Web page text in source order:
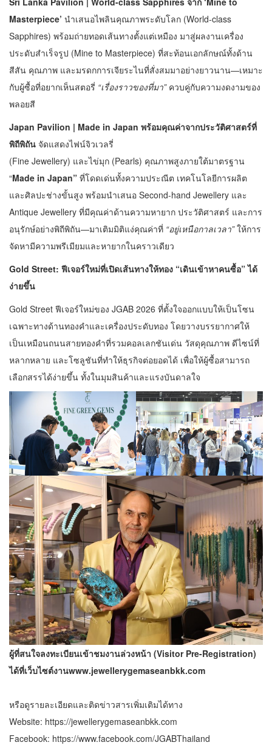
Masterpiece’ นำเสนอไพลินคุณภาพระดับโลก (World-class
Sapphires) พร้อมถ่ายทอดเส้นทางตั้งแต่เหมือง มาสู่ผลงานเครื่อง
ประดับสำเร็จรูป (Mine to Masterpiece) ที่สะท้อนเอกลักษณ์ทั้งด้าน
สีสัน คุณภาพ และมรดกการเจียระไนที่สั่งสมมาอย่างยาวนาน—เหมาะ
กับผู้ซื้อที่อยากเห็นสตอรี่ “เรื่องราวของที่มา”ควบคู่กับความงดงามของ
พลอยสี
Japan Pavilion | Made in Japan พร้อมคุณค่าจากประวัติศาสตร์ที่
พิถีพิถัน จัดแสดงไฟน์จิวเวลรี่
(Fine Jewellery) และไข่มุก (Pearls) คุณภาพสูงภายใต้มาตรฐาน
“Made in Japan” ที่โดดเด่นทั้งความประณีต เทคโนโลยีการผลิต
และศิลปะช่างขั้นสูง พร้อมนำเสนอ Second-hand Jewellery และ
Antique Jewellery ที่มีคุณค่าด้านความหายาก ประวัติศาสตร์ และการ
อนุรักษ์อย่างพิถีพิถัน—มาเติมมิติแง่คุณค่าที่ “อยู่เหนือกาลเวลา”ให้การ
จัดหามีความพรีเมียมและหายากในคราวเดียว
Gold Street: ฟีเจอร์ใหม่ที่เปิดเส้นทางให้ทอง “เดินเข้าหาคนซื้อ” ได้
ง่ายขึ้น
Gold Street ฟีเจอร์ใหม่ของ JGAB 2026 ที่ตั้งใจออกแบบให้เป็นโซน
เฉพาะทางด้านทองคำและเครื่องประดับทอง โดยวางบรรยากาศให้
เป็นเหมือนถนนสายทองคำที่รวมคอลเลกชันเด่น วัสดุคุณภาพ ดีไซน์ที่
หลากหลาย และโซลูชันที่ทำให้ธุรกิจต่อยอดได้ เพื่อให้ผู้ซื้อสามารถ
เลือกสรรได้ง่ายขึ้น ทั้งในมุมสินค้าและแรงบันดาลใจ
ผู้ที่สนใจลงทะเบียนเข้าชมงานล่วงหน้า (Visitor Pre-Registration)
ได้ที่เว็บไซต์งานwww.jewellerygemaseanbkk.com
หรือดูรายละเอียดและติดข่าวสารเพิ่มเติมได้ทาง
Website: https://jewellerygemaseanbkk.com
Facebook: https://www.facebook.com/JGABThailand